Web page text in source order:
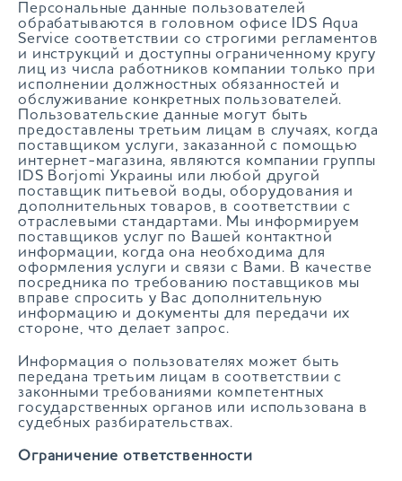
Персональные данные пользователей
обрабатываются в головном офисе IDS Aqua
Service соответствии со строгими регламентов
и инструкций и доступны ограниченному кругу
лиц из числа работников компании только при
исполнении должностных обязанностей и
обслуживание конкретных пользователей.
Пользовательские данные могут быть
предоставлены третьим лицам в случаях, когда
поставщиком услуги, заказанной с помощью
интернет-магазина, являются компании группы
IDS Borjomi Украины или любой другой
поставщик питьевой воды, оборудования и
дополнительных товаров, в соответствии с
отраслевыми стандартами. Мы информируем
поставщиков услуг по Вашей контактной
информации, когда она необходима для
оформления услуги и связи с Вами. В качестве
посредника по требованию поставщиков мы
вправе спросить у Вас дополнительную
информацию и документы для передачи их
стороне, что делает запрос.
Информация о пользователях может быть
передана третьим лицам в соответствии с
законными требованиями компетентных
государственных органов или использована в
судебных разбирательствах.
Ограничение ответственности